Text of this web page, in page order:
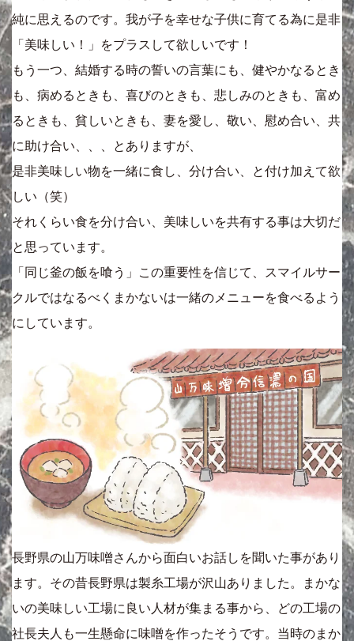
純に思えるのです。我が子を幸せな子供に育てる為に是非
「美味しい！」をプラスして欲しいです！
もう一つ、結婚する時の誓いの言葉にも、健やかなるとき
も、病めるときも、喜びのときも、悲しみのときも、富め
るときも、貧しいときも、妻を愛し、敬い、慰め合い、共
に助け合い、、、とありますが、
是非美味しい物を一緒に食し、分け合い、と付け加えて欲
しい（笑）
それくらい食を分け合い、美味しいを共有する事は大切だ
と思っています。
「同じ釜の飯を喰う」この重要性を信じて、スマイルサー
クルではなるべくまかないは一緒のメニューを食べるよう
にしています。
長野県の山万味噌さんから面白いお話しを聞いた事があり
ます。その昔長野県は製糸工場が沢山ありました。まかな
いの美味しい工場に良い人材が集まる事から、どの工場の
社長夫人も一生懸命に味噌を作ったそうです。当時のまか